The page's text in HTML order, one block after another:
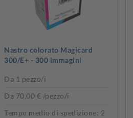
Nastro colorato Magicard
300/E+ - 300 immagini
Da 1 pezzo/i
Da 70,00 € /pezzo/i
Tempo medio di spedizione: 2